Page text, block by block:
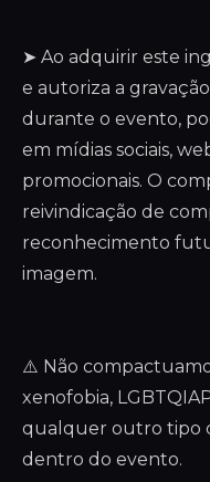
➤ Ao adquirir este
e autoriza a
durante o evento,
em mídias sociais,
promocionais. O
reivindicação de
reconhecimento
imagem.
⚠️ Não
xenofobia,
qualquer outro tipo
dentro do evento.